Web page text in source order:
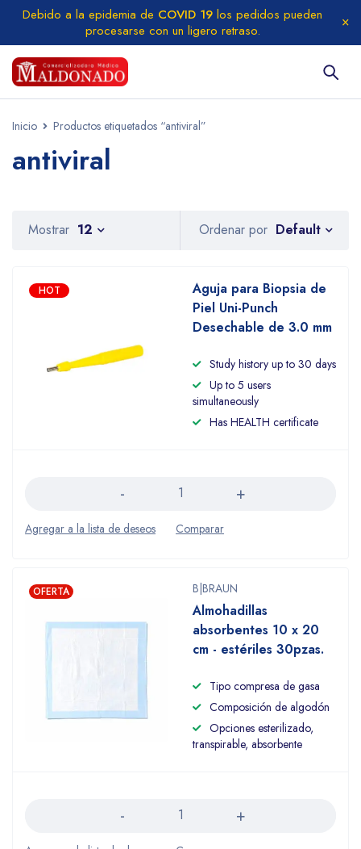
Debido a la epidemia de COVID 19 los pedidos pueden
procesarse con un ligero retraso.
Inicio Productos etiquetados “antiviral”
antiviral
Ordenar por Default
Mostrar 12
HOT
Aguja para Biopsia de
Piel Uni-Punch
Desechable de 3.0 mm
Study history up to 30 days
Up to 5 users
simultaneously
Has HEALTH certificate
OFERTA B|BRAUN
Almohadillas
absorbentes 10 x 20
cm - estériles 30pzas.
Tipo compresa de gasa
Composición de algodón
Opciones esterilizado,
transpirable, absorbente